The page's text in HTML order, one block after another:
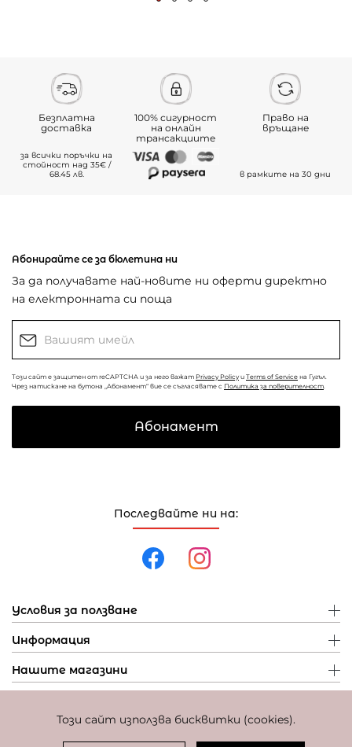
Този сайт използва бисквитки (cookies).
Безплатна
доставка
за всички поръчки на
стойност над 35€ /
68.45 лв.
100% сигурност
на онлайн
трансакциите
Право на
връщане
в рамките на 30 дни
Последвайте ни на:
Условия за ползване
Информация
Нашите магазини
Абонирайте се за бюлетина ни
За да получавате най-новите ни оферти директно
на електронната си поща
Този сайт е защитен от reCAPTCHA и за него важат Privacy Policy и Terms of Service на Гугъл.
Чрез натискане на бутона „Абонамент“ вие се съгласявате с Политика за поверителност
Абонамент